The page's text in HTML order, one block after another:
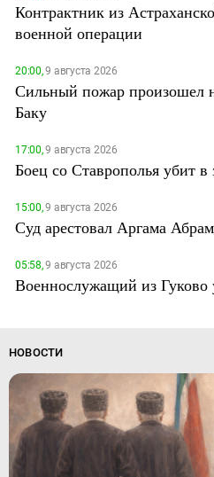
Контрактник из
военной операции
20:00,9 августа 2026
Сильный пожар произошел
Баку
17:00,9 августа 2026
Боец со Ставрополья убит
15:00,9 августа 2026
Суд арестовал Аргама
05:58,9 августа 2026
Военнослужащий из
НОВОСТИ